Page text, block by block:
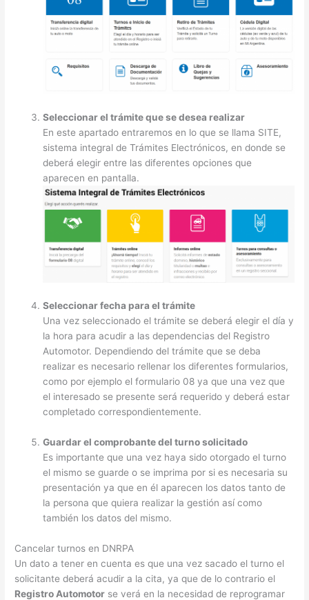
Seleccionar el trámite que se desea realizar
En este apartado entraremos en lo que se llama SITE,
sistema integral de Trámites Electrónicos, en donde se
deberá elegir entre las diferentes opciones que
aparecen en pantalla.
Seleccionar fecha para el trámite
Una vez seleccionado el trámite se deberá elegir el día y
la hora para acudir a las dependencias del Registro
Automotor. Dependiendo del trámite que se deba
realizar es necesario rellenar los diferentes formularios,
como por ejemplo el formulario 08 ya que una vez que
el interesado se presente será requerido y deberá estar
completado correspondientemente.
Guardar el comprobante del turno solicitado
Es importante que una vez haya sido otorgado el turno
el mismo se guarde o se imprima por si es necesaria su
presentación ya que en él aparecen los datos tanto de
la persona que quiera realizar la gestión así como
también los datos del mismo.
Cancelar turnos en DNRPA
Un dato a tener en cuenta es que una vez sacado el turno el
solicitante deberá acudir a la cita, ya que de lo contrario el
Registro Automotor se verá en la necesidad de reprogramar